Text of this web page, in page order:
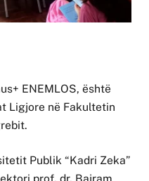
ENEMLOS, është
Ligjore në Fakultetin
Publik “Kadri Zeka”